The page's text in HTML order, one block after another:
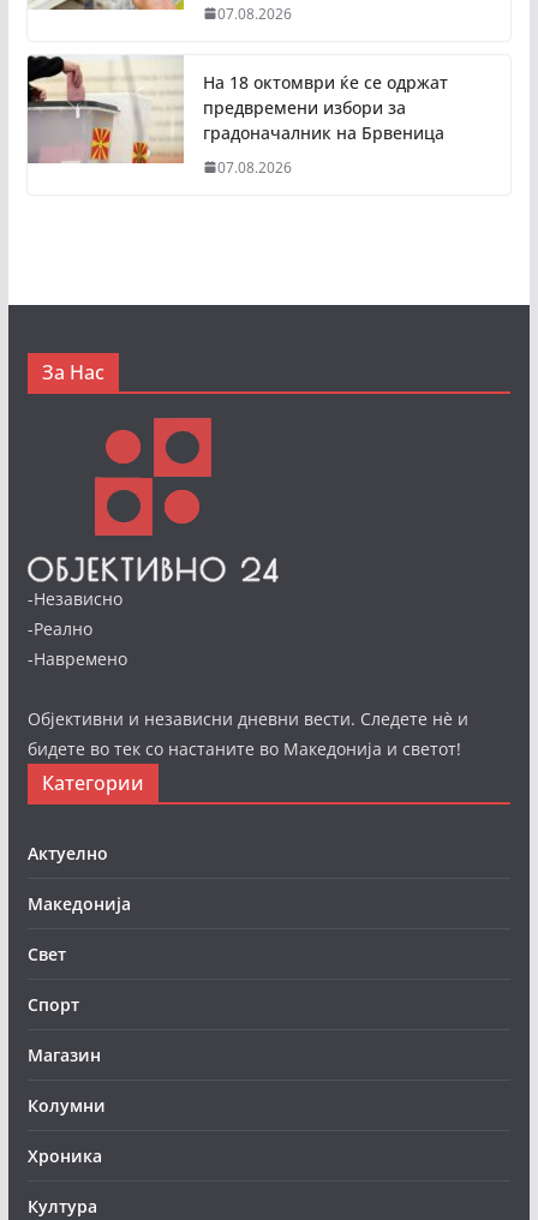
07.08.2026
На 18 октомври ќе се одржат
предвремени избори за
градоначалник на Брвеница
07.08.2026
За Нас
-Независно
-Реално
-Навремено
Објективни и независни дневни вести. Следете нè и
бидете во тек со настаните во Македонија и светот!
Категории
Актуелно
Македонија
Свет
Спорт
Магазин
Колумни
Хроника
Култура